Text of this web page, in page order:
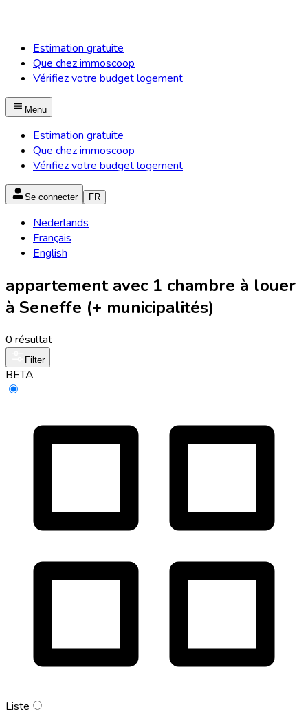
Estimation gratuite
Que chez immoscoop
Vérifiez votre budget logement
Menu
Estimation gratuite
Que chez immoscoop
Vérifiez votre budget logement
Se connecter FR
Nederlands
Français
English
appartement avec 1 chambre à louer
à Seneffe (+ municipalités)
0 résultat
Filter
BETA
Liste